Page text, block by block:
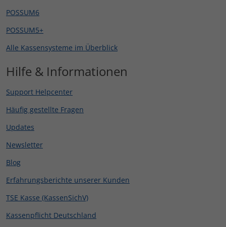
POSSUM6
POSSUM5+
Alle Kassensysteme im Überblick
Hilfe & Informationen
Support Helpcenter
Häufig gestellte Fragen
Updates
Newsletter
Blog
Erfahrungsberichte unserer Kunden
TSE Kasse (KassenSichV)
Kassenpflicht Deutschland